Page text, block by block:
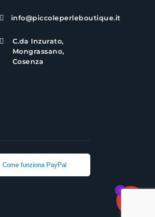
 info@piccoleperleboutique.it

C.da Inzurato,
Mongrassano,
Cosenza
Come funziona PayPal
0